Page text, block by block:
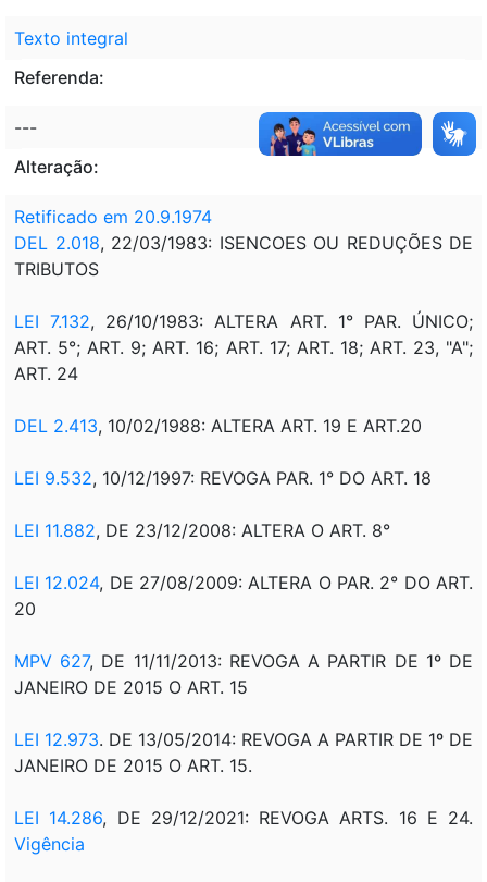
Texto integral
Referenda:
---
Alteração:
Retificado em 20.9.1974
DEL 2.018, 22/03/1983: ISENCOES OU REDUÇÕES DE
TRIBUTOS
LEI 7.132, 26/10/1983: ALTERA ART. 1° PAR. ÚNICO;
ART. 5°; ART. 9; ART. 16; ART. 17; ART. 18; ART. 23, "A";
ART. 24
DEL 2.413, 10/02/1988: ALTERA ART. 19 E ART.20
LEI 9.532, 10/12/1997: REVOGA PAR. 1° DO ART. 18
LEI 11.882, DE 23/12/2008: ALTERA O ART. 8°
LEI 12.024, DE 27/08/2009: ALTERA O PAR. 2° DO ART.
20
MPV 627, DE 11/11/2013: REVOGA A PARTIR DE 1º DE
JANEIRO DE 2015 O ART. 15
LEI 12.973. DE 13/05/2014: REVOGA A PARTIR DE 1º DE
JANEIRO DE 2015 O ART. 15.
LEI 14.286, DE 29/12/2021: REVOGA ARTS. 16 E 24.
Vigência